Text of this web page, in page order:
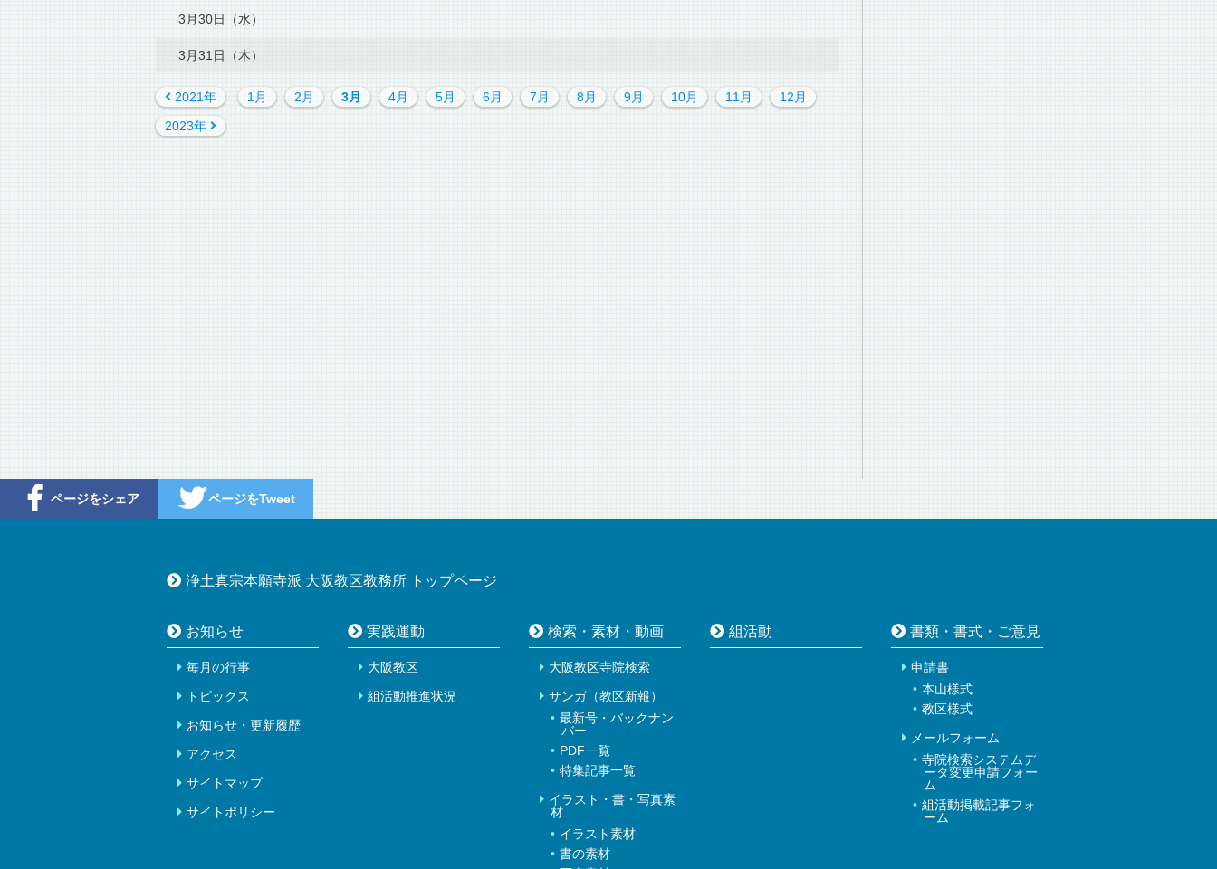
3月30日（水）
3月31日（木）
2021年 1月 2月 3月 4月 5月 6月 7月 8月 9月 10月 11月
12月
2023年
ページをシェア ページをTweet
浄土真宗本願寺派 大阪教区教務所 トップページ
お知らせ
毎月の行事
トピックス
お知らせ・更新履歴
アクセス
サイトマップ
サイトポリシー
実践運動
大阪教区
組活動推進状況
検索・素材・動画
大阪教区寺院検索
サンガ（教区新報）
最新号・バックナン
バー
PDF一覧
特集記事一覧
イラスト・書・写真素
材
イラスト素材
書の素材
組活動 書類・書式・ご意見
申請書
本山様式
教区様式
メールフォーム
寺院検索システムデ
ータ変更申請フォー
ム
組活動掲載記事フォ
ーム